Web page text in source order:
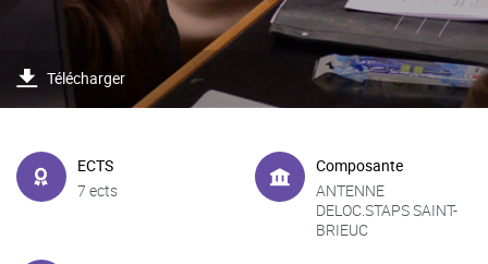
Télécharger
ECTS
7 ects
Composante
ANTENNE
DELOC.STAPS SAINT-
BRIEUC